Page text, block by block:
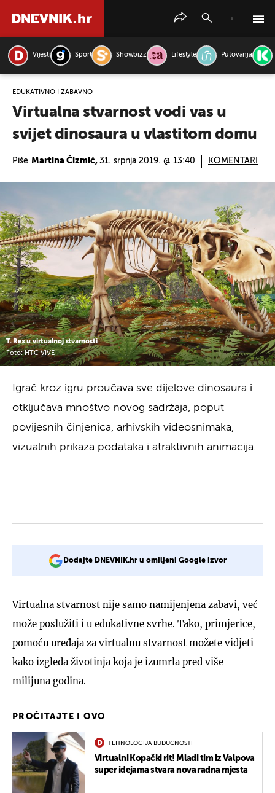
Vijesti Sport Showbizz Lifestyle Putovanja
EDUKATIVNO I ZABAVNO
Virtualna stvarnost vodi vas u
svijet dinosaura u vlastitom domu
Piše Martina Čizmić, 31. srpnja 2019. @ 13:40 KOMENTARI
T. Rex u virtualnoj stvarnosti
Foto: HTC VIVE
Igrač kroz igru proučava sve dijelove dinosaura i
otključava mnoštvo novog sadržaja, poput
povijesnih činjenica, arhivskih videosnimaka,
vizualnih prikaza podataka i atraktivnih animacija.
Dodajte DNEVNIK.hr u omiljeni Google izvor
Virtualna stvarnost nije samo namijenjena zabavi, već
može poslužiti i u edukativne svrhe. Tako, primjerice,
pomoću uređaja za virtualnu stvarnost možete vidjeti
kako izgleda životinja koja je izumrla pred više
milijuna godina.
PROČITAJTE I OVO
TEHNOLOGIJA BUDUĆNOSTI
Virtualni Kopački rit! Mladi tim iz Valpova
super idejama stvara nova radna mjesta
PRETRAŽITE VIJESTI